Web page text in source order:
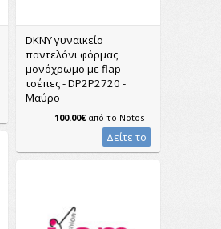
DKNY γυναικείο
παντελόνι φόρμας
μονόχρωμο με flap
τσέπες - DP2P2720 -
Μαύρο
100.00€από το Notos
Δείτε το